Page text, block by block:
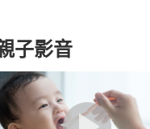
子影音